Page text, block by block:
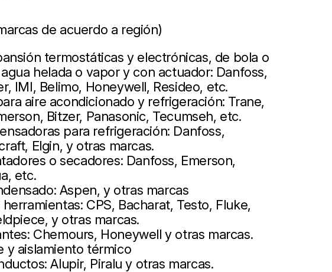
de acuerdo a región)
termostáticas y electrónicas, de bola o
helada o vapor y con actuador: Danfoss,
IMI, Belimo, Honeywell, Resideo, etc.
aire acondicionado y refrigeración: Trane,
Bitzer, Panasonic, Tecumseh, etc.
para refrigeración: Danfoss,
Elgin, y otras marcas.
o secadores: Danfoss, Emerson,
etc.
Aspen, y otras marcas
CPS, Bacharat, Testo, Fluke,
y otras marcas.
Chemours, Honeywell y otras marcas.
y aislamiento térmico
Alupir, Piralu y otras marcas.